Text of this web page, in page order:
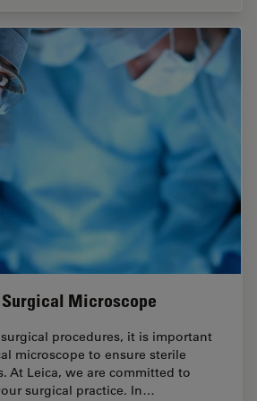
Surgical Microscope
procedures, it is important
microscope to ensure sterile
At Leica, we are committed to
surgical practice. In…